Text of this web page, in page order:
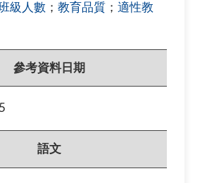
級人數 ； 教育品質 ； 適性教
參考資料日期
語文